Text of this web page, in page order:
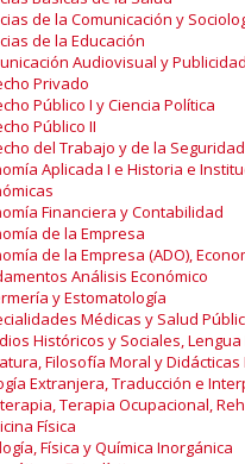
de la Comunicación y
de la Educación
Audiovisual y Publicidad
Privado
Público I y Ciencia Política
Público II
del Trabajo y de la
Aplicada I e Historia e
Financiera y Contabilidad
de la Empresa
de la Empresa (ADO),
Análisis Económico
y Estomatología
Médicas y Salud
Históricos y Sociales,
Filosofía Moral y Didácticas
Extranjera, Traducción e
Terapia Ocupacional,
Física
Física y Química Inorgánica